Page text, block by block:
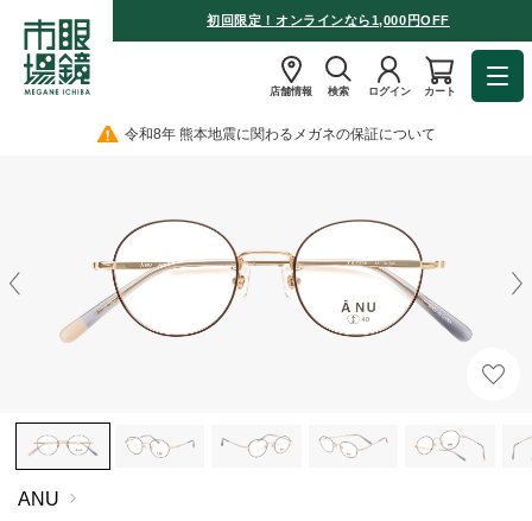
初回限定！オンラインなら1,000円OFF
店舗情報 検索 ログイン カート
令和8年 熊本地震に関わるメガネの保証について
ANU